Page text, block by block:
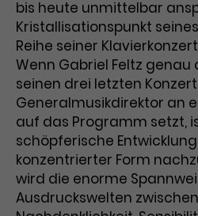
Zweck
pro Minute an
gesendet.
werden
unterbunden.
Name IDE
Anbieter Google /
Laufzeit 1 Jahr
Zweck
Dieses Cookie
personalisierter
misst die
bis heute unmittelbar
Kristallisationspunkt
Reihe seiner
Wenn Gabriel Feltz genau
seinen drei letzten
Generalmusikdirektor an
auf das Programm setzt,
schöpferische
konzentrierter Form
wird die enorme
Ausdruckswelten